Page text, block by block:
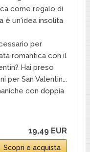
come regalo di
è un'idea insolita
per
romantica con il
Hai preso
per San Valentin...
con doppia
19,49 EUR
Scopri e acquista